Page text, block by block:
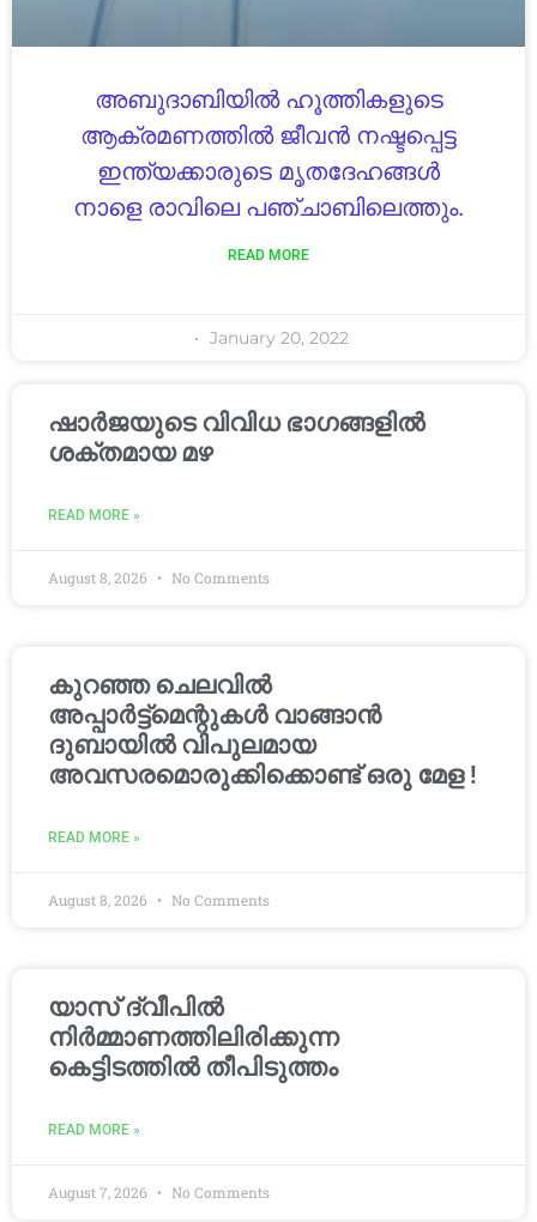
അബുദാബിയിൽ ഹൂത്തികളുടെ
ആക്രമണത്തിൽ ജീവൻ നഷ്ടപ്പെട്ട
ഇന്ത്യക്കാരുടെ മൃതദേഹങ്ങൾ
നാളെ രാവിലെ പഞ്ചാബിലെത്തും.
READ MORE
January 20, 2022
ഷാർജയുടെ വിവിധ ഭാഗങ്ങളിൽ
ശക്തമായ മഴ
READ MORE »
August 8, 2026 No Comments
കുറഞ്ഞ ചെലവിൽ
അപ്പാർട്ട്മെന്റുകൾ വാങ്ങാൻ
ദുബായിൽ വിപുലമായ
അവസരമൊരുക്കിക്കൊണ്ട് ഒരു മേള !
READ MORE »
August 8, 2026 No Comments
യാസ് ദ്വീപിൽ
നിർമ്മാണത്തിലിരിക്കുന്ന
കെട്ടിടത്തിൽ തീപിടുത്തം
READ MORE »
August 7, 2026 No Comments